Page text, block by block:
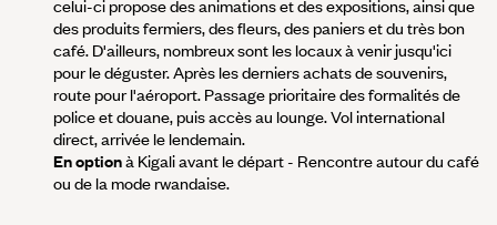
celui-ci propose des animations et des expositions, ainsi que
des produits fermiers, des fleurs, des paniers et du très bon
café. D'ailleurs, nombreux sont les locaux à venir jusqu'ici
pour le déguster. Après les derniers achats de souvenirs,
route pour l'aéroport. Passage prioritaire des formalités de
police et douane, puis accès au lounge. Vol international
direct, arrivée le lendemain.
En optionà Kigali avant le départ - Rencontre autour du café
ou de la mode rwandaise.